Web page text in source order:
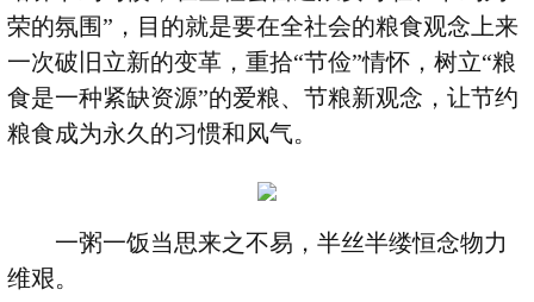
荣的氛围” ，目的就是要在全社会的粮食观念上来
一次破旧立新的变革，重拾“节俭”情怀，树立“粮
食是一种紧缺资源”的爱粮、节粮新观念，让节约
粮食成为永久的习惯和风气。
一粥一饭当思来之不易，半丝半缕恒念物力
维艰。